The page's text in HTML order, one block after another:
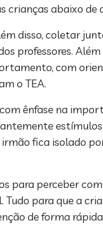
abaixo de
disso, coletar
professores. Além
com
o TEA.
ênfase na
fica isolado
para perceber
para que a
de forma